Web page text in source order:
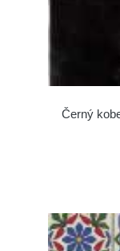
Černý